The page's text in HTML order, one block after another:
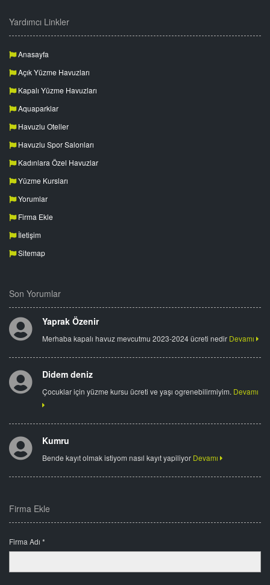
Yardımcı Linkler
Anasayfa
Açık Yüzme Havuzları
Kapalı Yüzme Havuzları
Aquaparklar
Havuzlu Oteller
Havuzlu Spor Salonları
Kadınlara Özel Havuzlar
Yüzme Kursları
Yorumlar
Firma Ekle
İletişim
Sitemap
Son Yorumlar
Yaprak Özenir
Merhaba kapalı havuz mevcutmu 2023-2024 ücreti nedir Devamı
Didem deniz
Çocuklar için yüzme kursu ücreti ve yaşı ogrenebilirmiyim. Devamı
Kumru
Bende kayıt olmak istiyom nasıl kayıt yapiliyor Devamı
Firma Ekle
Firma Adı *